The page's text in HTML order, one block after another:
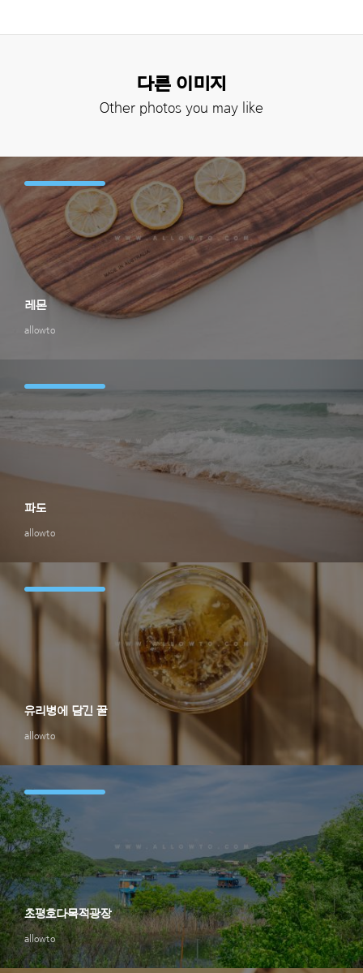
다른 이미지
Other photos you may like
allowto
레몬
allowto
파도
allowto
유리병에 담긴 꿀
allowto
초평호다목적광장